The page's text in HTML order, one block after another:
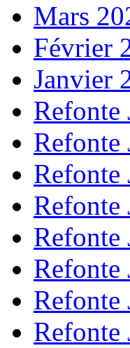
Mars
Février
Janvier
Refonte
Refonte
Refonte
Refonte
Refonte
Refonte
Refonte
Refonte